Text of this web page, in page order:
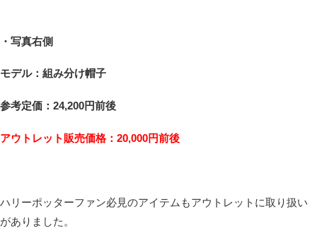
・ 写真右側
モデル：組み分け帽子
参考定価：24,200円前後
アウトレット販売価格：20,000円前後
ハリーポッターファン必見のアイテムもアウトレットに取り扱い
がありました。